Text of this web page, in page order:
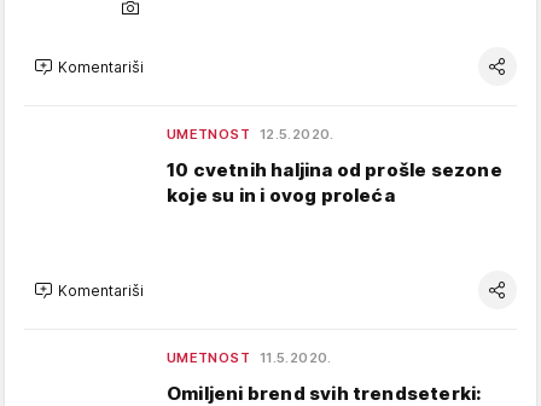
Komentariši
UMETNOST 12.5.2020.
10 cvetnih haljina od prošle sezone
koje su in i ovog proleća
Komentariši
UMETNOST 11.5.2020.
Omiljeni brend svih trendseterki: